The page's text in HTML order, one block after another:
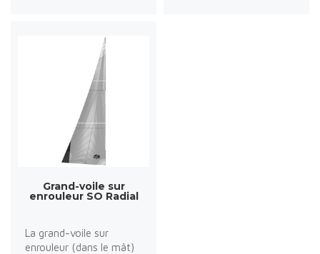
Grand-voile sur
enrouleur SO Radial
La grand-voile sur
enrouleur (dans le mât)